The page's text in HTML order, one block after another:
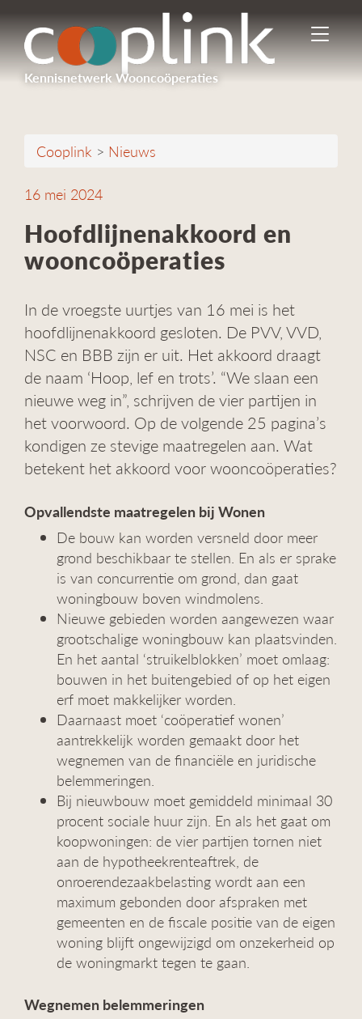
Kennisnetwerk Wooncoöperaties
I
n
-
v
i
i
Cooplink > Nieuws
16 mei 2024
Hoofdlijnenakkoord en
wooncoöperaties
In de vroegste uurtjes van 16 mei is het
hoofdlijnenakkoord gesloten. De PVV, VVD,
NSC en BBB zijn er uit. Het akkoord draagt
de naam ‘Hoop, lef en trots’. “We slaan een
nieuwe weg in”, schrijven de vier partijen in
het voorwoord. Op de volgende 25 pagina’s
kondigen ze stevige maatregelen aan. Wat
betekent het akkoord voor wooncoöperaties?
Opvallendste maatregelen bij Wonen
De bouw kan worden versneld door meer
grond beschikbaar te stellen. En als er sprake
is van concurrentie om grond, dan gaat
woningbouw boven windmolens.
Nieuwe gebieden worden aangewezen waar
grootschalige woningbouw kan plaatsvinden.
En het aantal ‘struikelblokken’ moet omlaag:
bouwen in het buitengebied of op het eigen
erf moet makkelijker worden.
Daarnaast moet ‘coöperatief wonen’
aantrekkelijk worden gemaakt door het
wegnemen van de financiële en juridische
belemmeringen.
Bij nieuwbouw moet gemiddeld minimaal 30
procent sociale huur zijn. En als het gaat om
koopwoningen: de vier partijen tornen niet
aan de hypotheekrenteaftrek, de
onroerendezaakbelasting wordt aan een
maximum gebonden door afspraken met
gemeenten en de fiscale positie van de eigen
woning blijft ongewijzigd om onzekerheid op
de woningmarkt tegen te gaan.
Wegnemen belemmeringen